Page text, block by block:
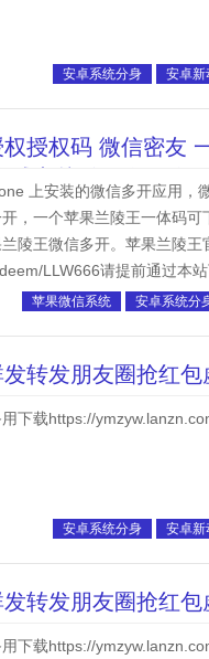
安卓系统分身 安卓新
授权码 微信密友
穿越 自动抢红包/
上安装的微信多开应用，
，一个苹果兰陵王一体码
陵王微信多开。苹果兰陵
LLW666请提前通过本
苹果微信系统 安卓系统分
发转发朋友圈抢红
下载https://
安卓系统分身 安卓新
发转发朋友圈抢红
下载https://